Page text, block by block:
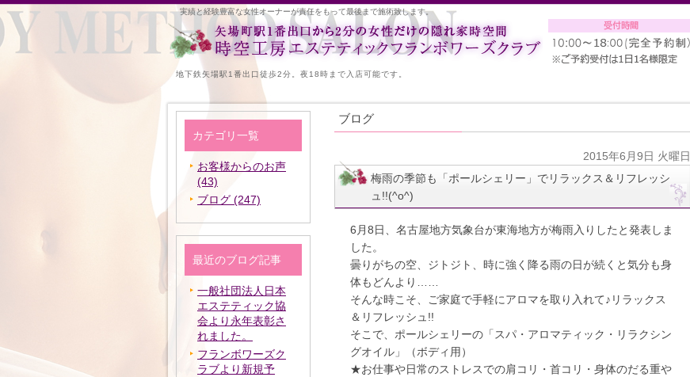
実績と経験豊富な女性オーナーが責任をもって最後まで施術致します。
地下鉄矢場駅1番出口徒歩2分。夜18時まで入店可能です。
ブログ
2015年6月9日 火曜日
梅雨の季節も「ポールシェリー」でリラックス＆リフレッシ
ュ!!(^o^)
6月8日、名古屋地方気象台が東海地方が梅雨入りしたと発表しま
した。
曇りがちの空、ジトジト、時に強く降る雨の日が続くと気分も身
体もどんより……
そんな時こそ、ご家庭で手軽にアロマを取り入れて♪リラックス
＆リフレッシュ!!
そこで、ポールシェリーの「スパ・アロマティック・リラクシン
グオイル」（ボディ用）
★お仕事や日常のストレスでの肩コリ・首コリ・身体のだる重や
カテゴリ一覧
お客様からのお声
(43)
ブログ (247)
最近のブログ記事
一般社団法人日本
エステティック協
会より永年表彰さ
れました。
フランボワーズク
ラブより新規予